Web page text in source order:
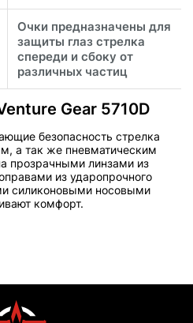
Очки предназначены для
защиты глаз стрелка
спереди и сбоку от
различных частиц
Gear 5710D
безопасность стрелка
а так же пневматическим
прозрачными линзами из
из ударопрочного
силиконовыми носовыми
комфорт.